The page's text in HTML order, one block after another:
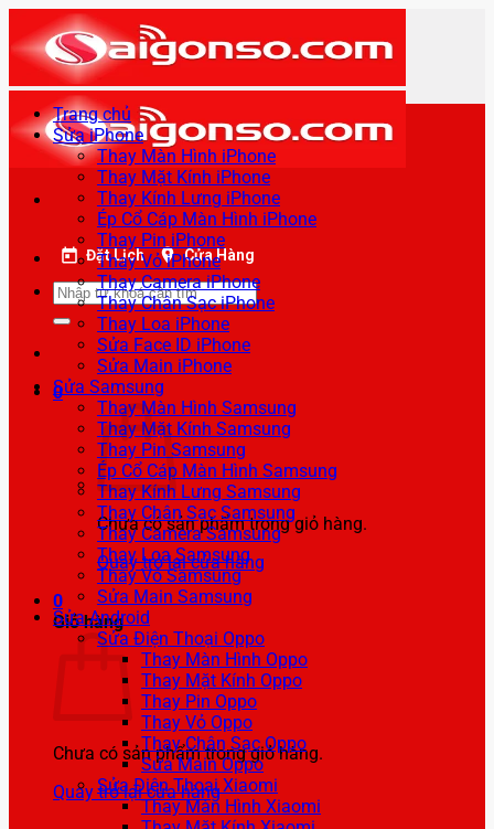
qua
nội
dung
Đặt Lịch Cửa Hàng
Tìm
kiếm:
0
Chưa có sản phẩm trong giỏ hàng.
Quay trở lại cửa hàng
0
Giỏ hàng
Chưa có sản phẩm trong giỏ hàng.
Quay trở lại cửa hàng
Trang chủ
Sửa iPhone
Thay Màn Hình iPhone
Thay Mặt Kính iPhone
Thay Kính Lưng iPhone
Ép Cổ Cáp Màn Hình iPhone
Thay Pin iPhone
Thay Vỏ iPhone
Thay Camera iPhone
Thay Chân Sạc iPhone
Thay Loa iPhone
Sửa Face ID iPhone
Sửa Main iPhone
Sửa Samsung
Thay Màn Hình Samsung
Thay Mặt Kính Samsung
Thay Pin Samsung
Ép Cổ Cáp Màn Hình Samsung
Thay Kính Lưng Samsung
Thay Chân Sạc Samsung
Thay Camera Samsung
Thay Loa Samsung
Thay Vỏ Samsung
Sửa Main Samsung
Sửa Android
Sửa Điện Thoại Oppo
Thay Màn Hình Oppo
Thay Mặt Kính Oppo
Thay Pin Oppo
Thay Vỏ Oppo
Thay Chân Sạc Oppo
Sửa Main Oppo
Sửa Điện Thoại Xiaomi
Thay Màn Hình Xiaomi